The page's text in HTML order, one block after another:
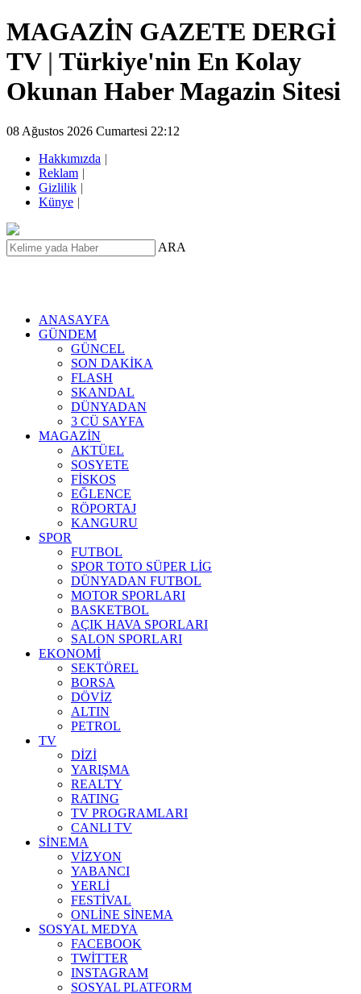
MAGAZİN GAZETE DERGİ
TV | Türkiye'nin En Kolay
Okunan Haber Magazin Sitesi
08 Ağustos 2026 Cumartesi 22:12
Hakkımızda |
Reklam |
Gizlilik |
Künye |
ARA
ANASAYFA
GÜNDEM
GÜNCEL
SON DAKİKA
FLASH
SKANDAL
DÜNYADAN
3 CÜ SAYFA
MAGAZİN
AKTÜEL
SOSYETE
FİSKOS
EĞLENCE
RÖPORTAJ
KANGURU
SPOR
FUTBOL
SPOR TOTO SÜPER LİG
DÜNYADAN FUTBOL
MOTOR SPORLARI
BASKETBOL
AÇIK HAVA SPORLARI
SALON SPORLARI
EKONOMİ
SEKTÖREL
BORSA
DÖVİZ
ALTIN
PETROL
TV
DİZİ
YARIŞMA
REALTY
RATING
TV PROGRAMLARI
CANLI TV
SİNEMA
VİZYON
YABANCI
YERLİ
FESTİVAL
ONLİNE SİNEMA
SOSYAL MEDYA
FACEBOOK
TWİTTER
INSTAGRAM
SOSYAL PLATFORM